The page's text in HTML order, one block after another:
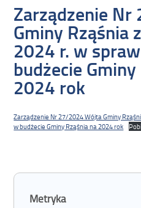
Zarządzenie
Gminy Rząśnia
2024 r. w
budżecie
2024 rok
Zarządzenie Nr 27/2024 Wójta Gminy
w budżecie Gminy Rząśnia na 2024 rok
Metryka